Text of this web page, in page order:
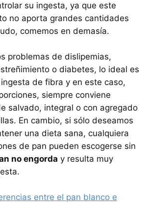
su ingesta, ya que este
no aporta grandes cantidades
comemos en demasía.
problemas de dislipemias,
o diabetes, lo ideal es
de fibra y en este caso,
siempre conviene
salvado, integral o con agregado
En cambio, si sólo deseamos
una dieta sana, cualquiera
de pan pueden escogerse sin
no engorda y resulta muy
entre el pan blanco e